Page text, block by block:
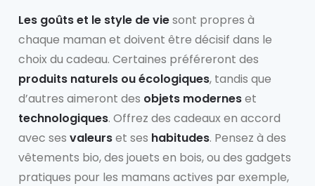
Les goûts et le style de viesont propres à
chaque maman et doivent être décisif dans le
choix du cadeau. Certaines préféreront des
produits naturels ou écologiques, tandis que
d’autres aimeront des objets moderneset
technologiques. Offrez des cadeaux en accord
avec ses valeurset ses habitudes. Pensez à des
vêtements bio, des jouets en bois, ou des gadgets
pratiques pour les mamans actives par exemple,